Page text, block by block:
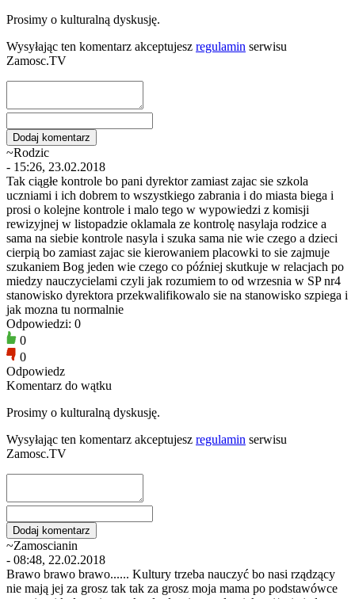
Prosimy o kulturalną dyskusję.
Wysyłając ten komentarz akceptujesz regulamin serwisu
Zamosc.TV
~Rodzic
- 15:26, 23.02.2018
Tak ciągłe kontrole bo pani dyrektor zamiast zajac sie szkola
uczniami i ich dobrem to wszystkiego zabrania i do miasta biega i
prosi o kolejne kontrole i malo tego w wypowiedzi z komisji
rewizyjnej w listopadzie oklamala ze kontrolę nasylaja rodzice a
sama na siebie kontrole nasyla i szuka sama nie wie czego a dzieci
cierpią bo zamiast zajac sie kierowaniem placowki to sie zajmuje
szukaniem Bog jeden wie czego co później skutkuje w relacjach po
miedzy nauczycielami czyli jak rozumiem to od wrzesnia w SP nr4
stanowisko dyrektora przekwalifikowalo sie na stanowisko szpiega i
jak mozna tu normalnie
Odpowiedzi: 0
0
0
Odpowiedz
Komentarz do wątku
Prosimy o kulturalną dyskusję.
Wysyłając ten komentarz akceptujesz regulamin serwisu
Zamosc.TV
~Zamoscianin
- 08:48, 22.02.2018
Brawo brawo brawo...... Kultury trzeba nauczyć bo nasi rządzący
nie mają jej za grosz tak tak za grosz moja mama po podstawówce